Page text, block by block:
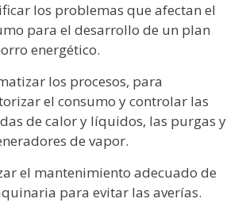
los problemas que afectan el
para el desarrollo de un plan
energético.
los procesos, para
el consumo y controlar las
de calor y líquidos, las purgas y
de vapor.
el mantenimiento adecuado de
para evitar las averías.